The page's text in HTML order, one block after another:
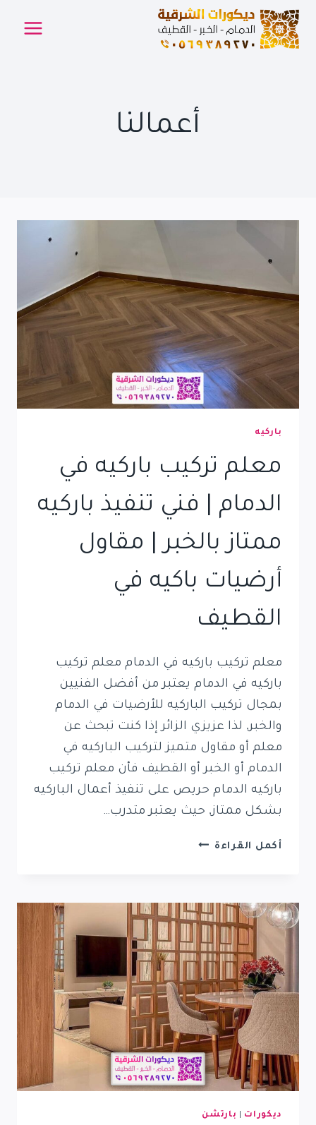
التجاوز
المحتوى
أعمالنا
باركيه
معلم تركيب باركيه في
الدمام | فني تنفيذ باركيه
ممتاز بالخبر | مقاول
أرضيات باكيه في
القطيف
معلم تركيب باركيه في الدمام معلم تركيب
باركيه في الدمام يعتبر من أفضل الفنيين
بمجال تركيب الباركيه للأرضيات في الدمام
والخبر, لذا عزيزي الزائر إذا كنت تبحث عن
معلم أو مقاول متميز لتركيب الباركيه في
الدمام أو الخبر أو القطيف فأن معلم تركيب
باركيه الدمام حريص على تنفيذ أعمال الباركيه
بشكل ممتاز, حيث يعتبر متدرب…
أكمل القراءة معلم
الدمام
|
فني
تنفيذ
باركيه
ممتاز
بالخبر
|
مقاول
أرضيات
باكيه
القطيف
ديكورات بارتشن